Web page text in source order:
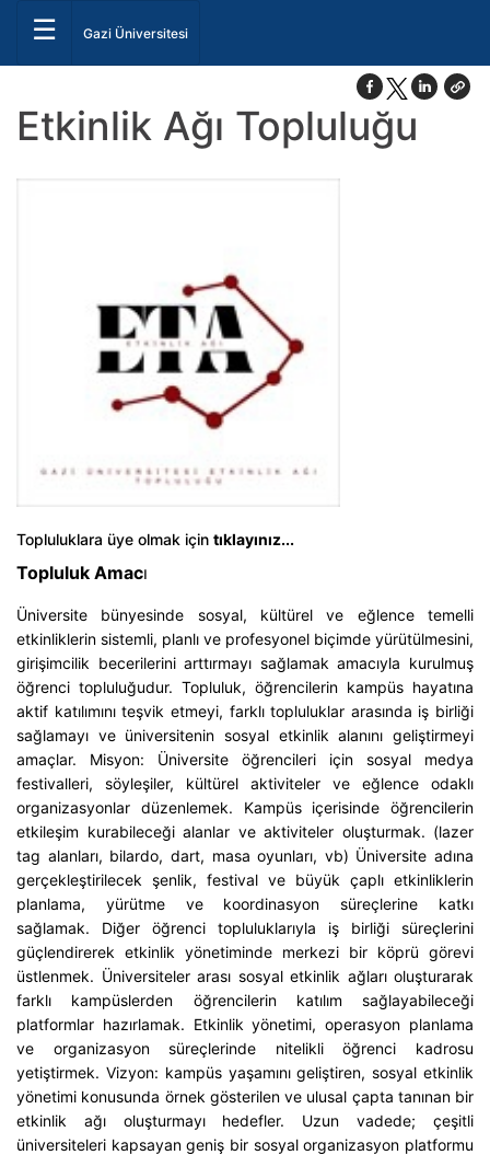
☰ Gazi Üniversitesi
Etkinlik Ağı Topluluğu
Topluluklara üye olmak için tıklayınız...
Topluluk Amacı
Üniversite bünyesinde sosyal, kültürel ve eğlence temelli
etkinliklerin sistemli, planlı ve profesyonel biçimde yürütülmesini,
girişimcilik becerilerini arttırmayı sağlamak amacıyla kurulmuş
öğrenci topluluğudur. Topluluk, öğrencilerin kampüs hayatına
aktif katılımını teşvik etmeyi, farklı topluluklar arasında iş birliği
sağlamayı ve üniversitenin sosyal etkinlik alanını geliştirmeyi
amaçlar. Misyon: Üniversite öğrencileri için sosyal medya
festivalleri, söyleşiler, kültürel aktiviteler ve eğlence odaklı
organizasyonlar düzenlemek. Kampüs içerisinde öğrencilerin
etkileşim kurabileceği alanlar ve aktiviteler oluşturmak. (lazer
tag alanları, bilardo, dart, masa oyunları, vb) Üniversite adına
gerçekleştirilecek şenlik, festival ve büyük çaplı etkinliklerin
planlama, yürütme ve koordinasyon süreçlerine katkı
sağlamak. Diğer öğrenci topluluklarıyla iş birliği süreçlerini
güçlendirerek etkinlik yönetiminde merkezi bir köprü görevi
üstlenmek. Üniversiteler arası sosyal etkinlik ağları oluşturarak
farklı kampüslerden öğrencilerin katılım sağlayabileceği
platformlar hazırlamak. Etkinlik yönetimi, operasyon planlama
ve organizasyon süreçlerinde nitelikli öğrenci kadrosu
yetiştirmek. Vizyon: kampüs yaşamını geliştiren, sosyal etkinlik
yönetimi konusunda örnek gösterilen ve ulusal çapta tanınan bir
etkinlik ağı oluşturmayı hedefler. Uzun vadede; çeşitli
üniversiteleri kapsayan geniş bir sosyal organizasyon platformu